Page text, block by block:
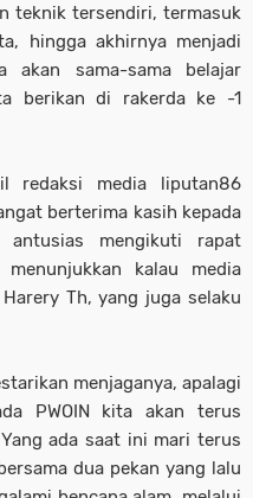
teknik tersendiri, termasuk
hingga akhirnya menjadi
sama-sama belajar
berikan di rakerda ke -1
redaksi media liputan86
berterima kasih kepada
antusias mengikuti rapat
kalau media
Th, yang juga selaku
menjaganya, apalagi
PWOIN kita akan terus
ada saat ini mari terus
dua pekan yang lalu